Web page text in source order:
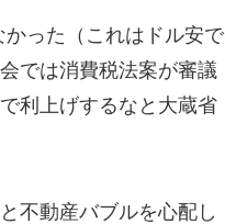
った（これはドル安で
では消費税法案が審議
利上げするなと大蔵省
不動産バブルを心配し